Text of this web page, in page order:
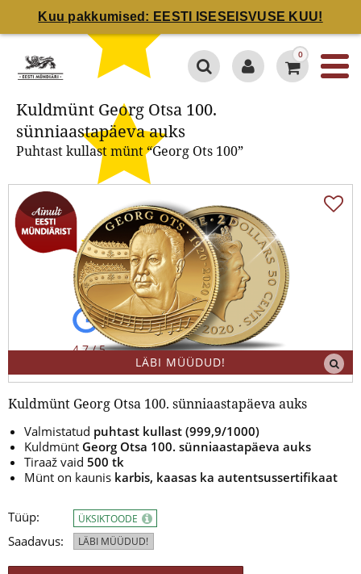
Kuu pakkumised: EESTI ISESEISVUSE KUU!
4.7 / 5
0
Kuldmünt Georg Otsa 100.
sünniaastapäeva auks
Puhtast kullast münt “Georg Ots 100”
LÄBI MÜÜDUD!
Kuldmünt Georg Otsa 100. sünniaastapäeva auks
Valmistatud puhtast kullast (999,9/1000)
Kuldmünt Georg Otsa 100. sünniaastapäeva auks
Tiraaž vaid 500 tk
Münt on kaunis karbis, kaasas ka autentsussertifikaat
Tüüp:
Saadavus:
ÜKSIKTOODE
LÄBI MÜÜDUD!
Kuldmünt Georg Otsa 100.
sünniaastapäeva auks